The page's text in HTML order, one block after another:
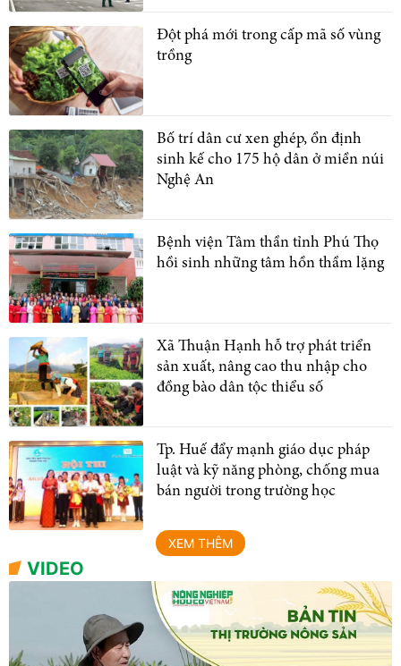
Đột phá mới trong cấp mã số vùng
trồng
Bố trí dân cư xen ghép, ổn định
sinh kế cho 175 hộ dân ở miền núi
Nghệ An
Bệnh viện Tâm thần tỉnh Phú Thọ
hồi sinh những tâm hồn thầm lặng
Xã Thuận Hạnh hỗ trợ phát triển
sản xuất, nâng cao thu nhập cho
đồng bào dân tộc thiểu số
Tp. Huế đẩy mạnh giáo dục pháp
luật và kỹ năng phòng, chống mua
bán người trong trường học
XEM THÊM
VIDEO